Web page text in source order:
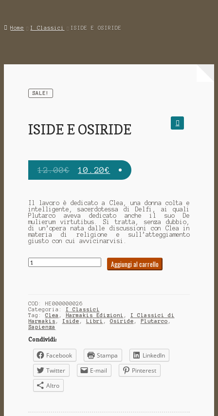
Home I Classici ISIDE E OSIRIDE
SALE!
ISIDE E OSIRIDE
12.00€ 10.20€
Il lavoro è dedicato a Clea, una donna colta e
intelligente, sacerdotessa di Delfi, ai quali
Plutarco aveva dedicato anche il suo De
mulierum virtutibus. Si tratta, senza dubbio,
di un’opera nata dalle discussioni con Clea in
materia di religione e sull’atteggiamento
giusto con cui avvicinarvisi.
Quantità Aggiungi al carrello
COD:
HE000000026
Categoria:
I Classici
Tag: Clea , Harmakis Edizioni ,
I Classici di
Harmakis , Iside , Libri , Osiride , Plutarco ,
Sapienza
Condividi:
Facebook Stampa
LinkedIn
Twitter
E-mail
Pinterest
Altro